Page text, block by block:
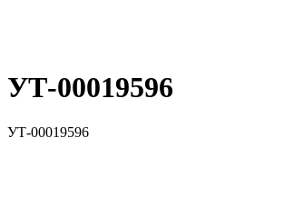
УТ-00019596
УТ-00019596